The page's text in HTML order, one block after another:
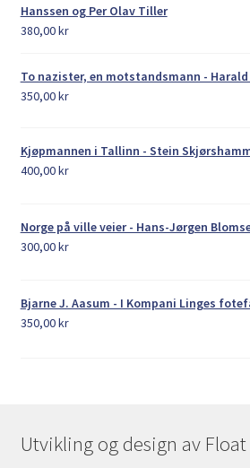
Hanssen og Per Olav Tiller
380,00kr
To nazister, en motstandsmann -
350,00kr
Kjøpmannen i Tallinn - Stein
400,00kr
Norge på ville veier - Hans-Jørgen
300,00kr
Bjarne J. Aasum - I Kompani Linges
350,00kr
Utvikling og design av Float